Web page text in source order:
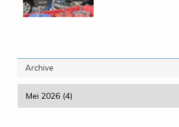
Archive